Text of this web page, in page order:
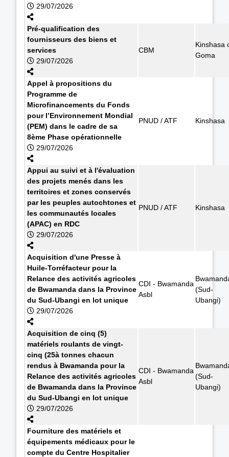
29/07/2026
Pré-qualification des
fournisseurs des biens et
services
29/07/2026
CBM
Kinshasa
Goma
Appel à propositions du
Programme de
Microfinancements du Fonds
pour l’Environnement Mondial
(PEM) dans le cadre de sa
8ème Phase opérationnelle
29/07/2026
PNUD / ATF Kinshasa
Appui au suivi et à l'évaluation
des projets menés dans les
territoires et zones conservés
par les peuples autochtones et
les communautés locales
(APAC) en RDC
29/07/2026
PNUD / ATF Kinshasa
Acquisition d'une Presse à
Huile-Torréfacteur pour la
Relance des activités agricoles
de Bwamanda dans la Province
du Sud-Ubangi en lot unique
29/07/2026
CDI - Bwamanda
Asbl
(Sud-
Ubangi)
Acquisition de cinq (5)
matériels roulants de vingt-
cinq (25à tonnes chacun
rendus à Bwamanda pour la
Relance des activités agricoles
de Bwamanda dans la Province
du Sud-Ubangi en lot unique
29/07/2026
CDI - Bwamanda
Asbl
(Sud-
Ubangi)
Fourniture des matériels et
équipements médicaux pour le
compte du Centre Hospitalier